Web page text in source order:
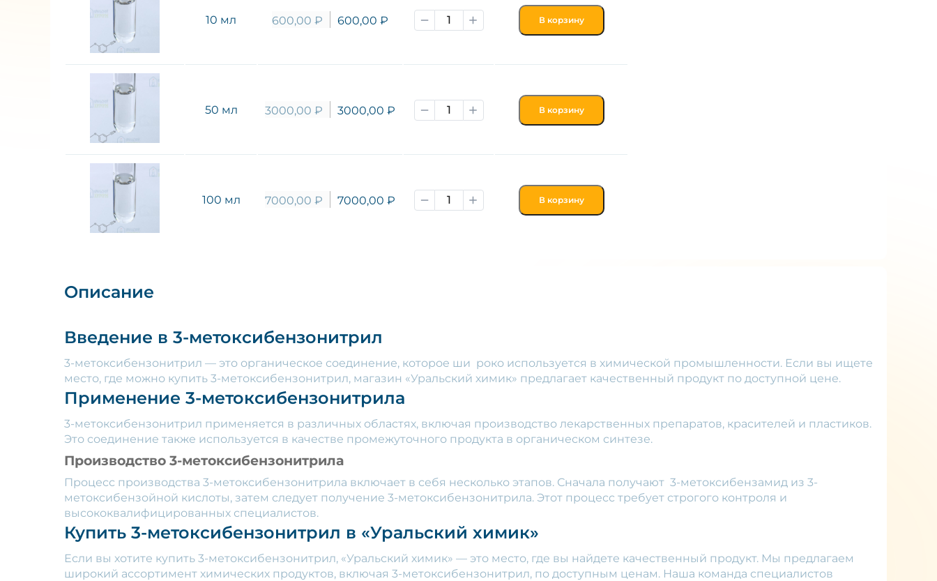
10 мл 600,00 ₽ 600,00 ₽ В корзину
50 мл 3000,00 ₽ 3000,00 ₽ В корзину
100 мл 7000,00 ₽ 7000,00 ₽ В корзину
Описание
Введение в 3-метоксибензонитрил
3-метоксибензонитрил — это органическое соединение, которое ши роко используется в химической промышленности. Если вы ищете
место, где можно купить 3-метоксибензонитрил, магазин «Уральский химик» предлагает качественный продукт по доступной цене.
Применение 3-метоксибензонитрила
3-метоксибензонитрил применяется в различных областях, включая производство лекарственных препаратов, красителей и пластиков.
Это соединение также используется в качестве промежуточного продукта в органическом синтезе.
Производство 3-метоксибензонитрила
Процесс производства 3-метоксибензонитрила включает в себя несколько этапов. Сначала получают 3-метоксибензамид из 3-
метоксибензойной кислоты, затем следует получение 3-метоксибензонитрила. Этот процесс требует строгого контроля и
высококвалифицированных специалистов.
Купить 3-метоксибензонитрил в «Уральский химик»
Если вы хотите купить 3-метоксибензонитрил, «Уральский химик» — это место, где вы найдете качественный продукт. Мы предлагаем
широкий ассортимент химических продуктов, включая 3-метоксибензонитрил, по доступным ценам. Наша команда специалистов